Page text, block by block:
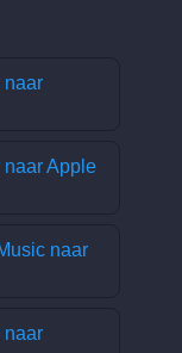
naar
naar Apple
naar
naar